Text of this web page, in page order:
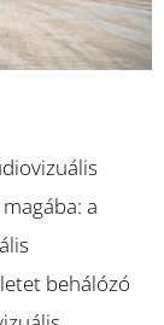
a
behálózó